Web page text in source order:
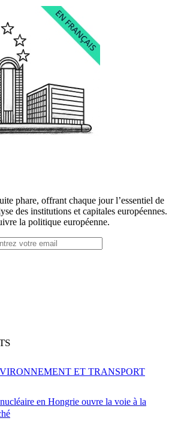
phare, offrant chaque jour l’essentiel de
des institutions et capitales européennes.
la politique européenne.
en Hongrie ouvre la voie à la
ET TRANSPORT